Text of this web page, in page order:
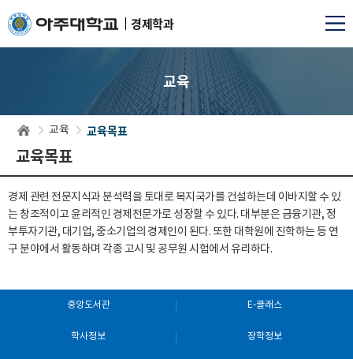
경제학과
교육
교육 교육목표
교육목표
경제 관련 전문지식과 분석력을 토대로 복지국가를 건설하는데 이바지할 수 있
는 창조적이고 윤리적인 경제전문가로 성장할 수 있다. 대부분은 금융기관, 정
부투자기관, 대기업, 중소기업의 경제인이 된다. 또한 대학원에 진학하는 등 연
구 분야에서 활동하며 각종 고시 및 공무원 시험에서 유리하다.
중앙도서관 E-클래스
학사정보 장학정보